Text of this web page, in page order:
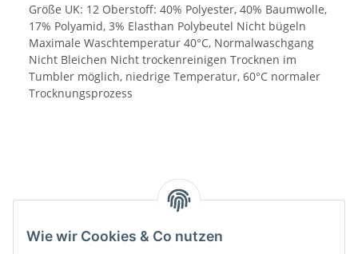
Größe UK: 12 Oberstoff: 40% Polyester, 40% Baumwolle,
17% Polyamid, 3% Elasthan Polybeutel Nicht bügeln
Maximale Waschtemperatur 40°C, Normalwaschgang
Nicht Bleichen Nicht trockenreinigen Trocknen im
Tumbler möglich, niedrige Temperatur, 60°C normaler
Trocknungsprozess
Wie wir Cookies & Co nutzen